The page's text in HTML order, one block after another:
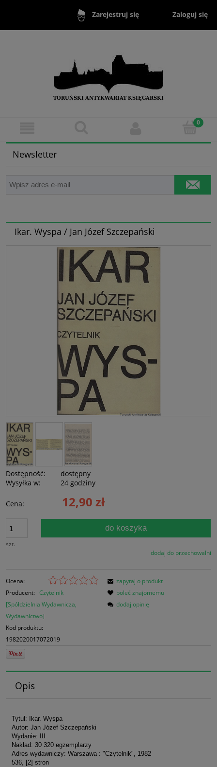
Zarejestruj się Zaloguj się
Newsletter
Ikar. Wyspa / Jan Józef Szczepański
Dostępność:
dostępny
Wysyłka w:
24 godziny
Cena: 12,90 zł
szt.
do koszyka
dodaj do przechowalni
Ocena:
Producent: Czytelnik
[Spółdzielnia Wydawnicza,
Wydawnictwo]
Kod produktu:
1982020017072019
zapytaj o produkt
poleć znajomemu
dodaj opinię
Opis
Tytuł: Ikar. Wyspa
Autor: Jan Józef Szczepański
Wydanie: III
Nakład: 30 320 egzemplarzy
Adres wydawniczy: Warszawa : "Czytelnik", 1982
536, [2] stron